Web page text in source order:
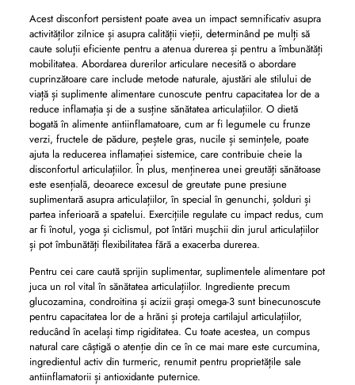
Acest disconfort persistent poate avea un impact semnificativ asupra
activităților zilnice și asupra calității vieții, determinând pe mulți să
caute soluții eficiente pentru a atenua durerea și pentru a îmbunătăți
mobilitatea. Abordarea durerilor articulare necesită o abordare
cuprinzătoare care include metode naturale, ajustări ale stilului de
viață și suplimente alimentare cunoscute pentru capacitatea lor de a
reduce inflamația și de a susține sănătatea articulațiilor. O dietă
bogată în alimente antiinflamatoare, cum ar fi legumele cu frunze
verzi, fructele de pădure, peștele gras, nucile și semințele, poate
ajuta la reducerea inflamației sistemice, care contribuie cheie la
disconfortul articulațiilor. În plus, menținerea unei greutăți sănătoase
este esențială, deoarece excesul de greutate pune presiune
suplimentară asupra articulațiilor, în special în genunchi, șolduri și
partea inferioară a spatelui. Exercițiile regulate cu impact redus, cum
ar fi înotul, yoga și ciclismul, pot întări mușchii din jurul articulațiilor
și pot îmbunătăți flexibilitatea fără a exacerba durerea.
Pentru cei care caută sprijin suplimentar, suplimentele alimentare pot
juca un rol vital în sănătatea articulațiilor. Ingrediente precum
glucozamina, condroitina și acizii grași omega-3 sunt binecunoscute
pentru capacitatea lor de a hrăni și proteja cartilajul articulațiilor,
reducând în același timp rigiditatea. Cu toate acestea, un compus
natural care câștigă o atenție din ce în ce mai mare este curcumina,
ingredientul activ din turmeric, renumit pentru proprietățile sale
antiinflamatorii și antioxidante puternice.